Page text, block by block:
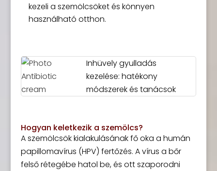
kezeli a szemölcsöket és könnyen
használható otthon.
Inhüvely gyulladás
kezelése: hatékony
módszerek és tanácsok
Hogyan keletkezik a szemölcs?
A szemölcsök kialakulásának fő oka a humán
papillomavírus (HPV) fertőzés. A vírus a bőr
felső rétegébe hatol be, és ott szaporodni